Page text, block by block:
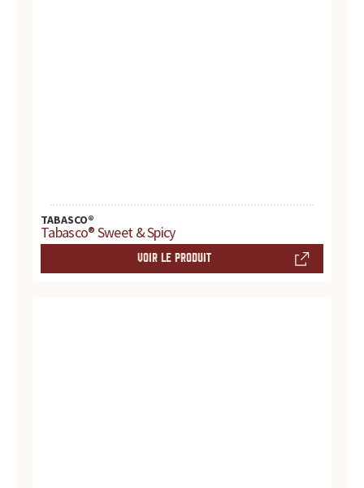
i
s
t
TABASCO®
Tabasco® Sweet & Spicy
VOIR LE PRODUIT